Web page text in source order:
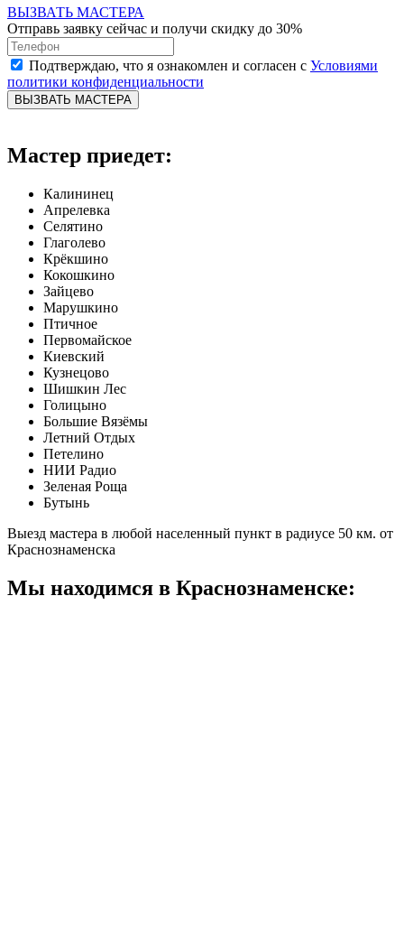
ВЫЗВАТЬ МАСТЕРА
Отправь заявку сейчас и получи скидку до 30%
Подтверждаю, что я ознакомлен и согласен с Условиями
политики конфиденциальности
ВЫЗВАТЬ МАСТЕРА
Мастер приедет:
Калининец
Апрелевка
Селятино
Глаголево
Крёкшино
Кокошкино
Зайцево
Марушкино
Птичное
Первомайское
Киевский
Кузнецово
Шишкин Лес
Голицыно
Большие Вязёмы
Летний Отдых
Петелино
НИИ Радио
Зеленая Роща
Бутынь
Выезд мастера в любой населенный пункт в радиусе 50 км. от
Краснознаменска
Мы находимся в Краснознаменске: